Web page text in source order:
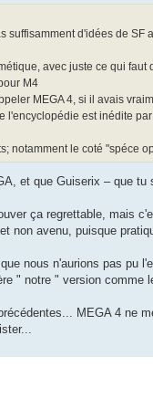
d'idées de
avec juste ce qui
M4
MEGA 4, si il avais
est inédite
notamment le coté "spéce
et que Guiserix – que
ça regrettable, mais
non avenu, puisque
nous n'aurions pas pu
" notre " version
MEGA 4 ne